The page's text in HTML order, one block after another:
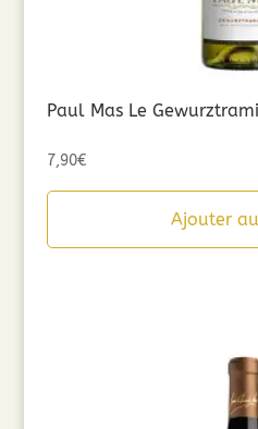
Paul Mas Le
7,90€
Ajouter